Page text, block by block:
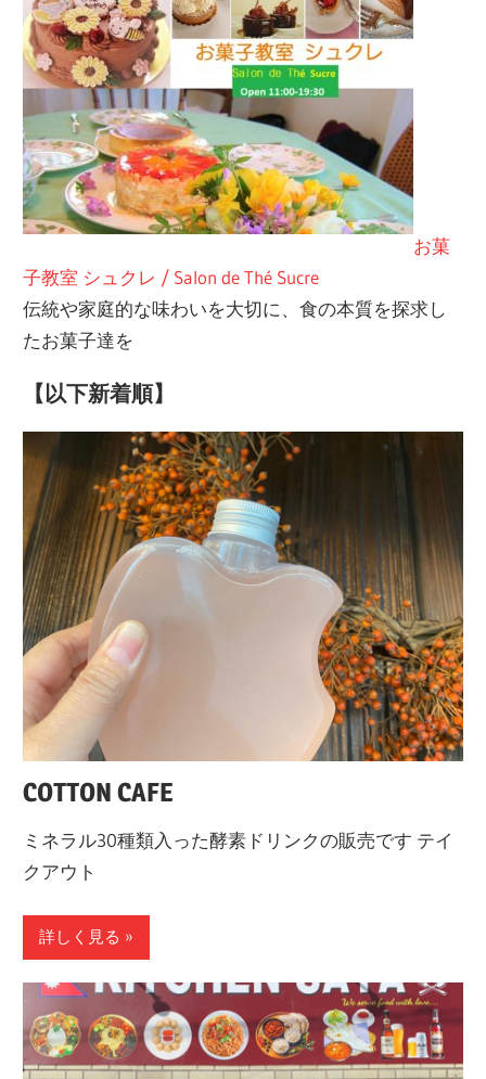
お菓
子教室 シュクレ / Salon de Thé Sucre
伝統や家庭的な味わいを大切に、食の本質を探求し
たお菓子達を
【以下新着順】
COTTON CAFE
ミネラル30種類入った酵素ドリンクの販売です テイ
クアウト
詳しく見る